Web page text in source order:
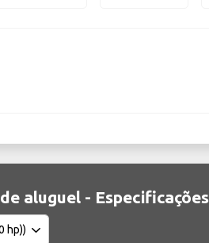
aluguel - Especificações